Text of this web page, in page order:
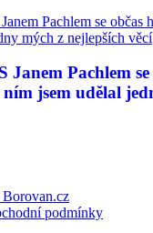
Janem Pachlem
jsem udělal
podmínky